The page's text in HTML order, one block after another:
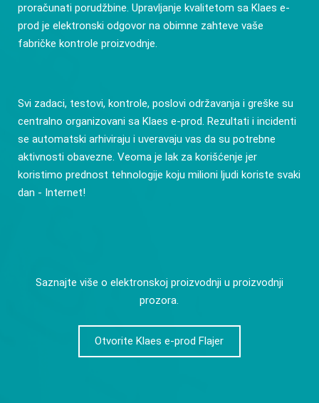
proračunati porudžbine. Upravljanje kvalitetom sa Klaes e-
prod je elektronski odgovor na obimne zahteve vaše
fabričke kontrole proizvodnje.
Svi zadaci, testovi, kontrole, poslovi održavanja i greške su
centralno organizovani sa Klaes e-prod. Rezultati i incidenti
se automatski arhiviraju i uveravaju vas da su potrebne
aktivnosti obavezne. Veoma je lak za korišćenje jer
koristimo prednost tehnologije koju milioni ljudi koriste svaki
dan - Internet!
Saznajte više o elektronskoj proizvodnji u proizvodnji
prozora.
Otvorite Klaes e-prod Flajer